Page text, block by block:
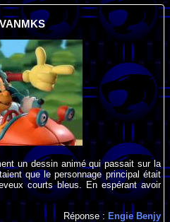
un dessin animé qui passait sur la
que le personnage principal était
courts bleus. En espérant avoir
Réponse : Engie Benjy